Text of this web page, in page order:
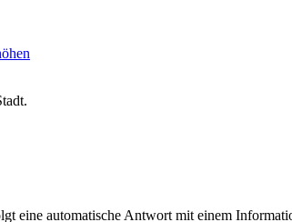
eine automatische Antwort mit einem